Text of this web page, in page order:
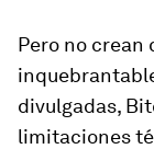
Pero no
divulgadas,
limitaciones